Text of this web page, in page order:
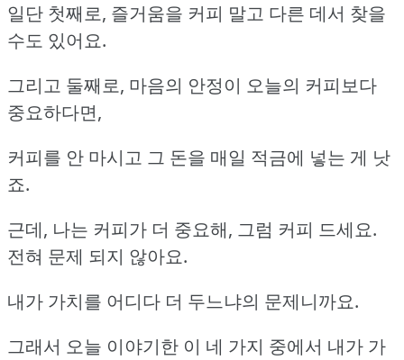
일단 첫째로, 즐거움을 커피 말고 다른 데서 찾을
수도 있어요.
그리고 둘째로, 마음의 안정이 오늘의 커피보다
중요하다면,
커피를 안 마시고 그 돈을 매일 적금에 넣는 게 낫
죠.
근데, 나는 커피가 더 중요해, 그럼 커피 드세요.
전혀 문제 되지 않아요.
내가 가치를 어디다 더 두느냐의 문제니까요.
그래서 오늘 이야기한 이 네 가지 중에서 내가 가